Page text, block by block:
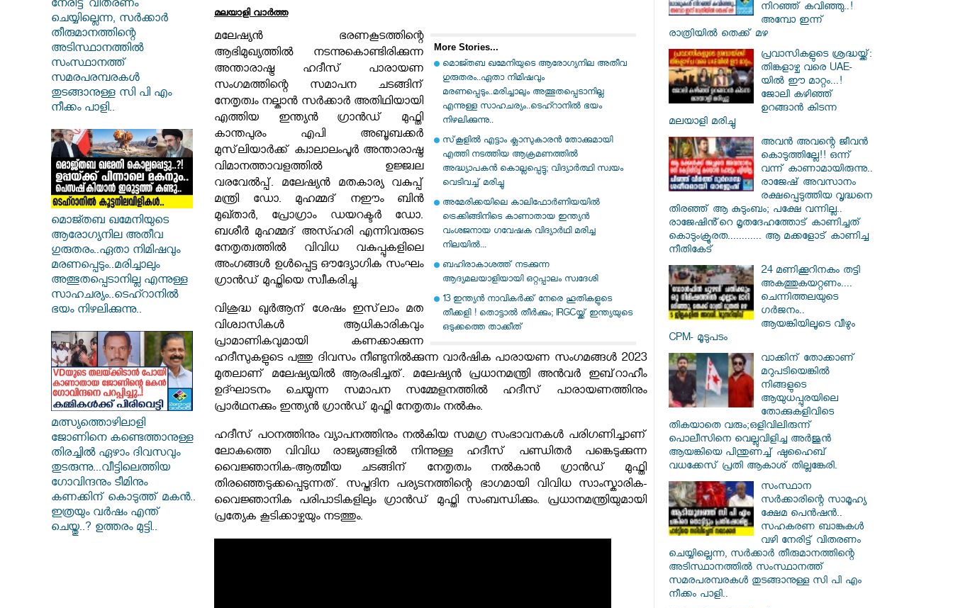
നേരിട്ട് വിതരണം
ചെയ്യില്ലെന്ന, സർക്കാർ
തീരുമാനത്തിന്റെ
അടിസ്ഥാനത്തിൽ
സംസ്ഥാനത്ത്
സമരപരമ്പരകൾ
തുടങ്ങാനുള്ള സി പി എം
നീക്കം പാളി..
മൊജ്തബ ഖമേനിയുടെ
ആരോഗ്യനില അതീവ
ഗുരുതരം..ഏതാ നിമിഷവും
മരണപ്പെടും..മരിച്ചാലും
അത്ഭുതപ്പെടാനില്ല എന്നുള്ള
സാഹചര്യം..ടെഹ്റാനിൽ
ഭയം നിഴലിക്കുന്നു..
മത്സ്യത്തൊഴിലാളി
ജോണിനെ കണ്ടെത്താനുള്ള
തിരച്ചിൽ ഏഴാം ദിവസവും
തുടരുന്നു...വീട്ടിലെത്തിയ
ഗോവിന്ദനും ടീമിനും
കണക്കിന് കൊടുത്ത് മകൻ..
ഇത്രയും വർഷം എന്ത്
ചെയ്തു..? ഉത്തരം മുട്ടി..
മലയാളി വാര്‍ത്ത
More Stories...
മൊജ്തബ ഖമേനിയുടെ ആരോഗ്യനില അതീവ
ഗുരുതരം..ഏതാ നിമിഷവും
മരണപ്പെടും..മരിച്ചാലും അത്ഭുതപ്പെടാനില്ല
എന്നുള്ള സാഹചര്യം..ടെഹ്റാനിൽ ഭയം
നിഴലിക്കുന്നു..
സ്‌കൂളില്‍ എട്ടാം ക്ലാസുകാരന്‍ തോക്കുമായി
എത്തി നടത്തിയ ആക്രമണത്തില്‍
അദ്ധ്യാപകന്‍ കൊല്ലപ്പെട്ടു; വിദ്യാര്‍ത്ഥി സ്വയം
വെടിവച്ച് മരിച്ചു
അമേരിക്കയിലെ കാലിഫോർണിയയിൽ
ട്രെക്കിങ്ങിനിടെ കാണാതായ ഇന്ത്യൻ
വംശജനായ ഗവേഷക വിദ്യാർഥി മരിച്ച
നിലയിൽ...
ബഹിരാകാശത്ത് നടക്കുന്ന
ആദ്യമലയാളിയായി ഒറ്റപ്പാലം സ്വദേശി
13 ഇന്ത്യന്‍ നാവികര്‍ക്ക് നേരെ ഹൂതികളുടെ
തീക്കളി ! തൊട്ടാല്‍ തീര്‍ക്കും; IRGCയ്ക്ക് ഇന്ത്യയുടെ
ഒടുക്കത്തെ താക്കീത്
മലേഷ്യൻ ഭരണകൂടത്തിന്റെ
ആഭിമുഖ്യത്തിൽ നടന്നുകൊണ്ടിരിക്കുന്ന
അന്താരാഷ്ട്ര ഹദീസ് പാരായണ
സംഗമത്തിന്റെ സമാപന ചടങ്ങിന്
നേതൃത്വം നല്കാൻ സർക്കാർ അതിഥിയായി
എത്തിയ ഇന്ത്യൻ ഗ്രാൻഡ് മുഫ്തി
കാന്തപുരം എപി അബൂബക്കർ
മുസ്‌ലിയാർക്ക് ക്വാലാലംപൂർ അന്താരാഷ്ട്ര
വിമാനത്താവളത്തിൽ ഉജ്ജ്വല
വരവേൽപ്പ്. മലേഷ്യൻ മതകാര്യ വകുപ്പ്
മന്ത്രി ഡോ. മുഹമ്മദ് നഈം ബിൻ
മുഖ്താർ, പ്രോഗ്രാം ഡയറക്ടർ ഡോ.
ബശീർ മുഹമ്മദ് അസ്ഹരി എന്നിവരുടെ
നേതൃത്വത്തിൽ വിവിധ വകുപ്പുകളിലെ
അംഗങ്ങൾ ഉൾപ്പെട്ട ഔദ്യോഗിക സംഘം
ഗ്രാൻഡ് മുഫ്തിയെ സ്വീകരിച്ചു.
വിശുദ്ധ ഖുർആന് ശേഷം ഇസ്‌ലാം മത
വിശ്വാസികൾ ആധികാരികവും
പ്രാമാണികവുമായി കണക്കാക്കുന്ന
ഹദീസുകളുടെ പത്തു ദിവസം നീണ്ടുനിൽക്കുന്ന വാർഷിക പാരായണ സംഗമങ്ങൾ 2023
മുതലാണ് മലേഷ്യയിൽ ആരംഭിച്ചത്. മലേഷ്യൻ പ്രധാനമന്ത്രി അൻവർ ഇബ്‌റാഹീം
ഉദ്ഘാടനം ചെയ്യുന്ന സമാപന സമ്മേളനത്തിൽ ഹദീസ് പാരായണത്തിനും
പ്രാർഥനക്കും ഇന്ത്യൻ ഗ്രാൻഡ് മുഫ്തി നേതൃത്വം നൽകും.
ഹദീസ് പഠനത്തിനും വ്യാപനത്തിനും നൽകിയ സമഗ്ര സംഭാവനകൾ പരിഗണിച്ചാണ്
ലോകത്തെ വിവിധ രാജ്യങ്ങളിൽ നിന്നുള്ള ഹദീസ് പണ്ഡിതർ പങ്കെടുക്കുന്ന
വൈജ്ഞാനിക-ആത്മീയ ചടങ്ങിന് നേതൃത്വം നൽകാൻ ഗ്രാൻഡ് മുഫ്തി
തിരഞ്ഞെടുക്കപ്പെടുന്നത്. സപ്തദിന പര്യടനത്തിന്റെ ഭാഗമായി വിവിധ സാംസ്കാരിക-
വൈജ്ഞാനിക പരിപാടികളിലും ഗ്രാൻഡ് മുഫ്തി സംബന്ധിക്കും. പ്രധാനമന്ത്രിയുമായി
പ്രത്യേക കൂടിക്കാഴ്ചയും നടത്തും.
നിറഞ്ഞ് കവിഞ്ഞു..!
അമ്പോ ഇന്ന്
രാത്രിയിൽ തെക്ക് മഴ
പ്രവാസികളുടെ ശ്രദ്ധയ്ക്ക്:
തിങ്കളാഴ്ച വരെ UAE-
യിൽ ഈ മാറ്റം...!
ജോലി കഴിഞ്ഞ്
ഉറങ്ങാൻ കിടന്ന
മലയാളി മരിച്ചു
അവൻ അവന്റെ ജീവൻ
കൊടുത്തില്ലേ!! ഒന്ന്
വന്ന് കാണാമായിരുന്നു..
രാജേഷ് അവസാനം
രക്ഷപ്പെടുത്തിയ വൃദ്ധനെ
തിരഞ്ഞ് ആ കുടുംബം; പക്ഷേ വന്നില്ല..
രാജേഷിൻ്റെ മൃതദേഹത്തോട് കാണിച്ചത്
കൊടുംക്രൂരത............ ആ മക്കളോട് കാണിച്ച
നീതികേട്
24 മണിക്കൂറിനകം തട്ടി
അകത്തുകയറ്റണം....
ചെന്നിത്തലയുടെ
ഗർജനം..
ആയങ്കിയിലൂടെ വീഴും
CPM- മൂടുപടം
വാക്കിന് തോക്കാണ്
മറുപടിയെങ്കിൽ
നിങ്ങളുടെ
ആയുധപ്പുരയിലെ
തോക്കുകളിവിടെ
തികയാതെ വരും;ഒളിവിലിരുന്ന്
പൊലീസിനെ വെല്ലുവിളിച്ച അർജുൻ
ആയങ്കിയെ പിന്തുണച്ച് ഷുഹൈബ്
വധക്കേസ് പ്രതി ആകാശ് തില്ലങ്കേരി.
സംസ്ഥാന
സർ‌ക്കാരിന്റെ സാമൂഹ്യ
ക്ഷേമ പെൻഷൻ..
സഹകരണ ബാങ്കുകൾ
വഴി നേരിട്ട് വിതരണം
ചെയ്യില്ലെന്ന, സർക്കാർ തീരുമാനത്തിന്റെ
അടിസ്ഥാനത്തിൽ സംസ്ഥാനത്ത്
സമരപരമ്പരകൾ തുടങ്ങാനുള്ള സി പി എം
നീക്കം പാളി..